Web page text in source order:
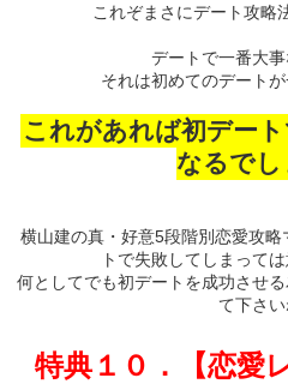
これぞまさにデート攻略
デートで一番大
それは初めてのデートが
これがあれば初デー
なるでし
横山建の真・好意5段階別恋愛攻
トで失敗してしまって
何としてでも初デートを成功させ
て下さい
特典１０．【恋愛